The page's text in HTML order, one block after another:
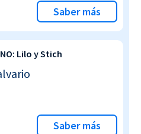
Saber más
Lilo y Stich
Saber más